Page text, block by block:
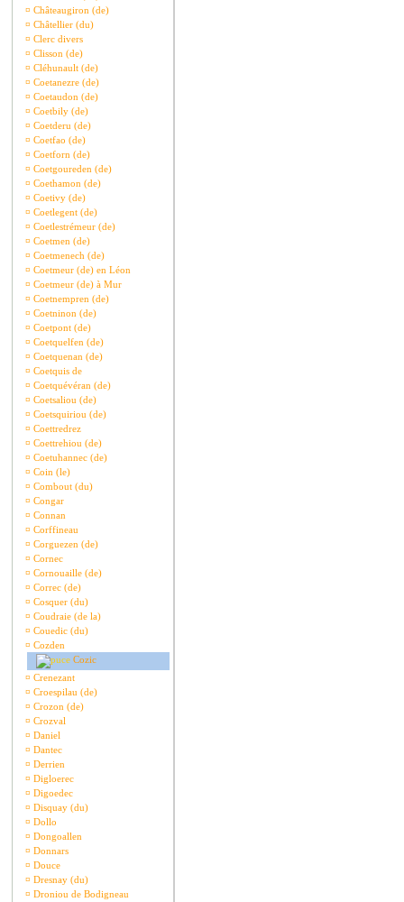
¤ Châteaugiron (de)
¤ Châtellier (du)
¤ Clerc divers
¤ Clisson (de)
¤ Cléhunault (de)
¤ Coetanezre (de)
¤ Coetaudon (de)
¤ Coetbily (de)
¤ Coetderu (de)
¤ Coetfao (de)
¤ Coetforn (de)
¤ Coetgoureden (de)
¤ Coethamon (de)
¤ Coetivy (de)
¤ Coetlegent (de)
¤ Coetlestrémeur (de)
¤ Coetmen (de)
¤ Coetmenech (de)
¤ Coetmeur (de) en Léon
¤ Coetmeur (de) à Mur
¤ Coetnempren (de)
¤ Coetninon (de)
¤ Coetpont (de)
¤ Coetquelfen (de)
¤ Coetquenan (de)
¤ Coetquis de
¤ Coetquévéran (de)
¤ Coetsaliou (de)
¤ Coetsquiriou (de)
¤ Coettredrez
¤ Coettrehiou (de)
¤ Coetuhannec (de)
¤ Coin (le)
¤ Combout (du)
¤ Congar
¤ Connan
¤ Corffineau
¤ Corguezen (de)
¤ Cornec
¤ Cornouaille (de)
¤ Correc (de)
¤ Cosquer (du)
¤ Coudraie (de la)
¤ Couedic (du)
¤ Cozden
Cozic
¤ Crenezant
¤ Croespilau (de)
¤ Crozon (de)
¤ Crozval
¤ Daniel
¤ Dantec
¤ Derrien
¤ Digloerec
¤ Digoedec
¤ Disquay (du)
¤ Dollo
¤ Dongoallen
¤ Donnars
¤ Douce
¤ Dresnay (du)
¤ Droniou de Bodigneau